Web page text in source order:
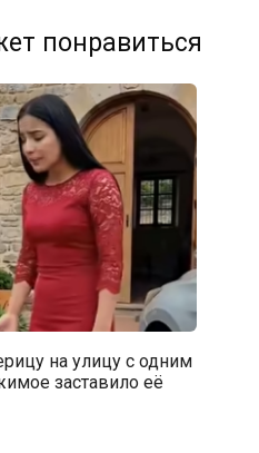
понравиться
на улицу с одним
заставило её